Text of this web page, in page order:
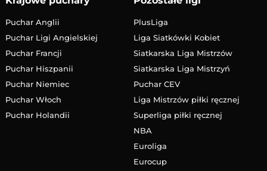
Puchar Anglii
Puchar Ligi Angielskiej
Puchar Francji
Puchar Hiszpanii
Puchar Niemiec
Puchar Włoch
Puchar Holandii
PlusLiga
Liga Siatkówki Kobiet
Siatkarska Liga Mistrzów
Siatkarska Liga Mistrzyń
Puchar CEV
Liga Mistrzów piłki ręcznej
Superliga piłki ręcznej
NBA
Euroliga
Eurocup